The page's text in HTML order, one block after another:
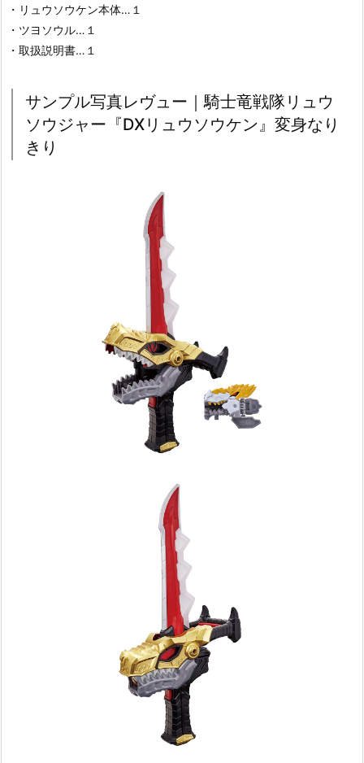
・リュウソウケン本体…１
・ツヨソウル…１
・取扱説明書…１
サンプル写真レヴュー｜騎士竜戦隊リュウ
ソウジャー『DXリュウソウケン』変身なり
きり